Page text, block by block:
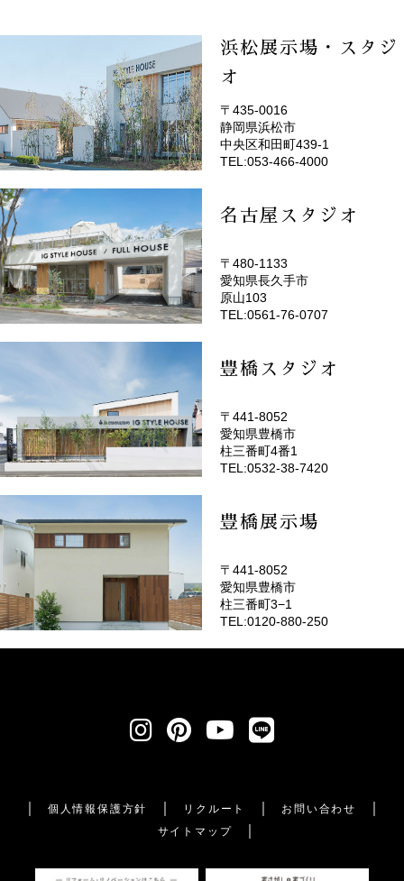
浜松展示場・スタジ
オ
(EMOTOP浜松)
〒435-0016
静岡県浜松市
中央区和田町439-1
TEL:053-466-4000
名古屋スタジオ
(EMOTOP名古屋)
〒480-1133
愛知県長久手市
原山103
TEL:0561-76-0707
豊橋スタジオ
(EMOTOP豊橋)
〒441-8052
愛知県豊橋市
柱三番町4番1
TEL:0532-38-7420
豊橋展示場
〒441-8052
愛知県豊橋市
柱三番町3−1
TEL:0120-880-250
個人情報保護方針 リクルート
お問い合わせ
サイトマップ